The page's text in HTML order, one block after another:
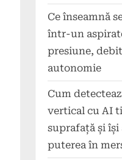
Ce înseamnă
într-un
presiune,
autonomie
Cum
vertical cu AI
suprafață și își
puterea în